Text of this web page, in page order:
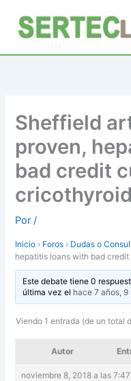
contenido
Sheffield
proven,
bad credit
Por/
Inicio › Foros › Dudas o
hepatitis loans with bad
Este debate tiene 0
última vez el hace 7 años, 9
Viendo 1 entrada (de un total
Autor
noviembre 8, 2018 a las